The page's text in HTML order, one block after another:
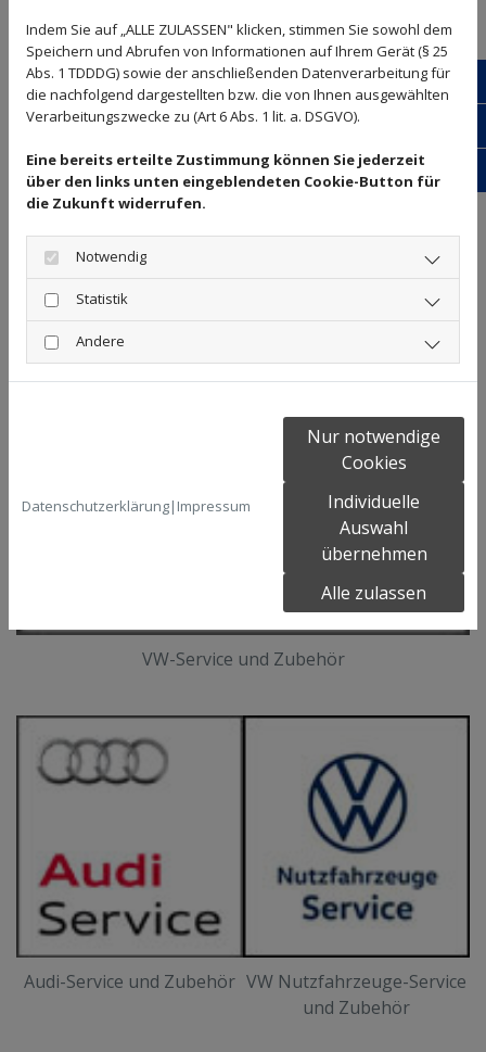
Jürgen Geipel
Teiledienstmitarbeiter
Telefon:07666 9000934
E-mail:juergen.geipel@kandziorra.de
VW-Service und Zubehör
Audi-Service und Zubehör VW Nutzfahrzeuge-Service
und Zubehör
Indem Sie auf „ALLE ZULASSEN" klicken, stimmen Sie sowohl dem
Speichern und Abrufen von Informationen auf Ihrem Gerät (§ 25
Abs. 1 TDDDG) sowie der anschließenden Datenverarbeitung für
die nachfolgend dargestellten bzw. die von Ihnen ausgewählten
Verarbeitungszwecke zu (Art 6 Abs. 1 lit. a. DSGVO).
Eine bereits erteilte Zustimmung können Sie jederzeit
über den links unten eingeblendeten Cookie-Button für
die Zukunft widerrufen.
Notwendig
Statistik
Andere
Datenschutzerklärung| Impressum
Nur notwendige
Cookies
Individuelle
Auswahl
übernehmen
Alle zulassen